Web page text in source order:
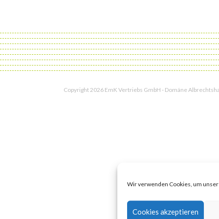
Wir verwenden Cookies, um
Cookies akzeptieren
Copyright 2026 EmK Vertriebs GmbH ‐ Domäne